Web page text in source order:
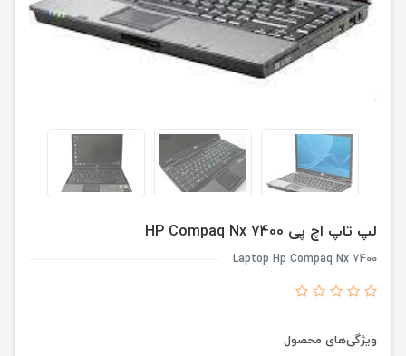
لپ تاپ اچ پی HP Compaq Nx 7400
Laptop Hp Compaq Nx 7400
ویژگی‌های محصول